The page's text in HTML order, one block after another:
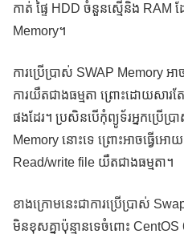
កាត់ ផ្ទៃ HDD ចំនួនស្មើនិង RAM ដ
Memory។
ការប្រើប្រាស់ SWAP Memory
ការយឺតជាងធម្មតា ព្រោះដោយសារត
ផងដែរ។ ប្រសិនបើកុំព្យូទ័រអ្នកប្រើប្
Memory នោះទេ ព្រោះអាចធ្វើអ
Read/write file យឺតជាងធម្មតា។
ខាងក្រោមនេះជាការប្រើប្រាស់
មិនខុសគ្នាប៉ុន្មានទេចំពោះ